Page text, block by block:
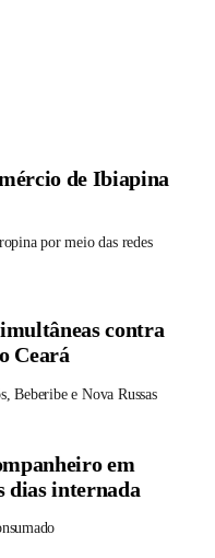
de Ibiapina
por meio das redes
contra
Ceará
Beberibe e Nova Russas
em
dias internada